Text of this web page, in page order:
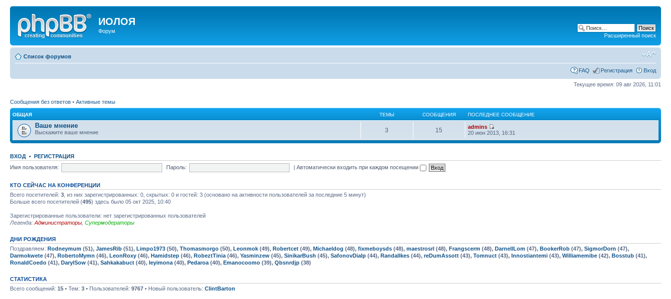
ИОЛОЯ
Форум
Расширенный поиск
Список форумов
FAQ Регистрация Вход
Текущее время: 09 авг 2026, 11:01
Сообщения без ответов • Активные темы
ОБЩАЯ ТЕМЫ СООБЩЕНИЯ ПОСЛЕДНЕЕ СООБЩЕНИЕ
Ваше мнение
Выскажите ваше мнение 3 15
admins
20 июн 2013, 16:31
ВХОД • РЕГИСТРАЦИЯ
Имя пользователя:
Пароль: |Автоматически входить при каждом посещении
КТО СЕЙЧАС НА КОНФЕРЕНЦИИ
Всего посетителей: 3 , из них зарегистрированных: 0, скрытых: 0 и гостей: 3 (основано на активности пользователей за последние 5 минут)
Больше всего посетителей (495) здесь было 05 окт 2025, 10:40
Зарегистрированные пользователи: нет зарегистрированных пользователей
Легенда: Администраторы Супермодераторы
ДНИ РОЖДЕНИЯ
Поздравляем: Rodneymum (51), JamesRib (51), Limpo1973 (50), Thomasmorgo (50), Leonmok (49), Robertcet (49), Michaeldog (48), fixmeboysds (48), maestrosrl (48), Frangscerm (48), DarnellLom (47), BookerRob (47), SigmorDorn (47),
Darmokwete (47), RobertoMymn (46), LeonRoxy (46), Hamidstep (46), RobeztTinia (46), Yasminzew (45), SinikarBush (45), SafonovDialp (44), Randallkes (44), reDumAssott (43), Tomnuct (43), Innostiantemi (43), Williamemibe (42), Bosstub (41),
RonaldCoedo (41), DarylSow (41), Sahkakabuct (40), leyimona (40), Pedaroa (40), Emanocoomo (39), Qbsnrdjp (38)
СТАТИСТИКА
Всего сообщений: 15 • Тем: 3 • Пользователей: 9767 • Новый пользователь: ClintBarton